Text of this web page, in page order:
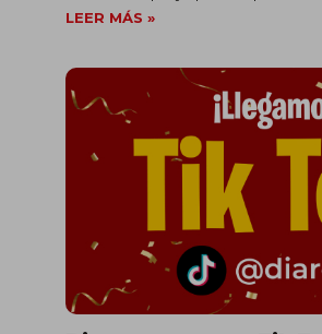
LEER MÁS »